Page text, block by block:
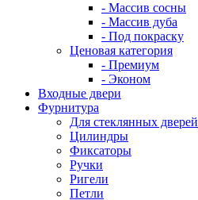
- Массив сосны
- Массив дуба
- Под покраску
Ценовая категория
- Премиум
- Эконом
Входные двери
Фурнитура
Для стеклянных дверей
Цилиндры
Фиксаторы
Ручки
Ригели
Петли